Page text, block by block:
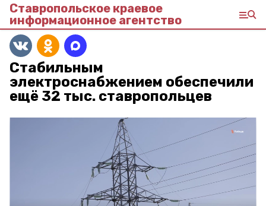
Ставропольское краевое
информационное агентство
Стабильным
электроснабжением обеспечили
ещё 32 тыс. ставропольцев